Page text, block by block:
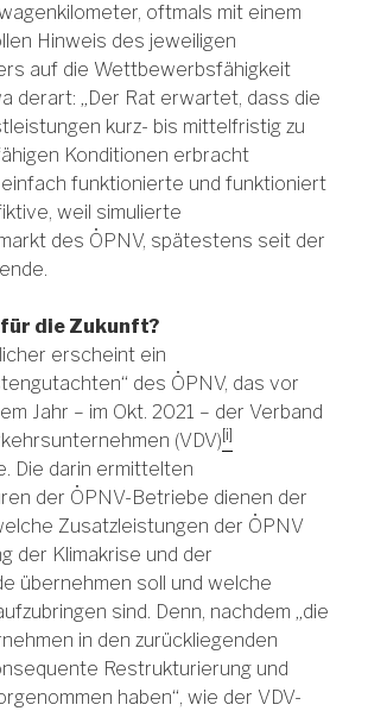
oftmals mit einem
Hinweis des jeweiligen
auf die Wettbewerbsfähigkeit
derart: „Der Rat erwartet, dass die
kurz- bis mittelfristig zu
Konditionen erbracht
einfach funktionierte und funktioniert
weil simulierte
des ÖPNV, spätestens seit der
die Zukunft?
erscheint ein
des ÖPNV, das vor
Jahr – im Okt. 2021 – der Verband
(VDV) [i]
Die darin ermittelten
der ÖPNV-Betriebe dienen der
Zusatzleistungen der ÖPNV
der Klimakrise und der
übernehmen soll und welche
sind. Denn, nachdem „die
in den zurückliegenden
Restrukturierung und
haben“, wie der VDV-